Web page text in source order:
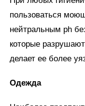
пользоваться
нейтральным ph
которые
делает ее более
Одежда